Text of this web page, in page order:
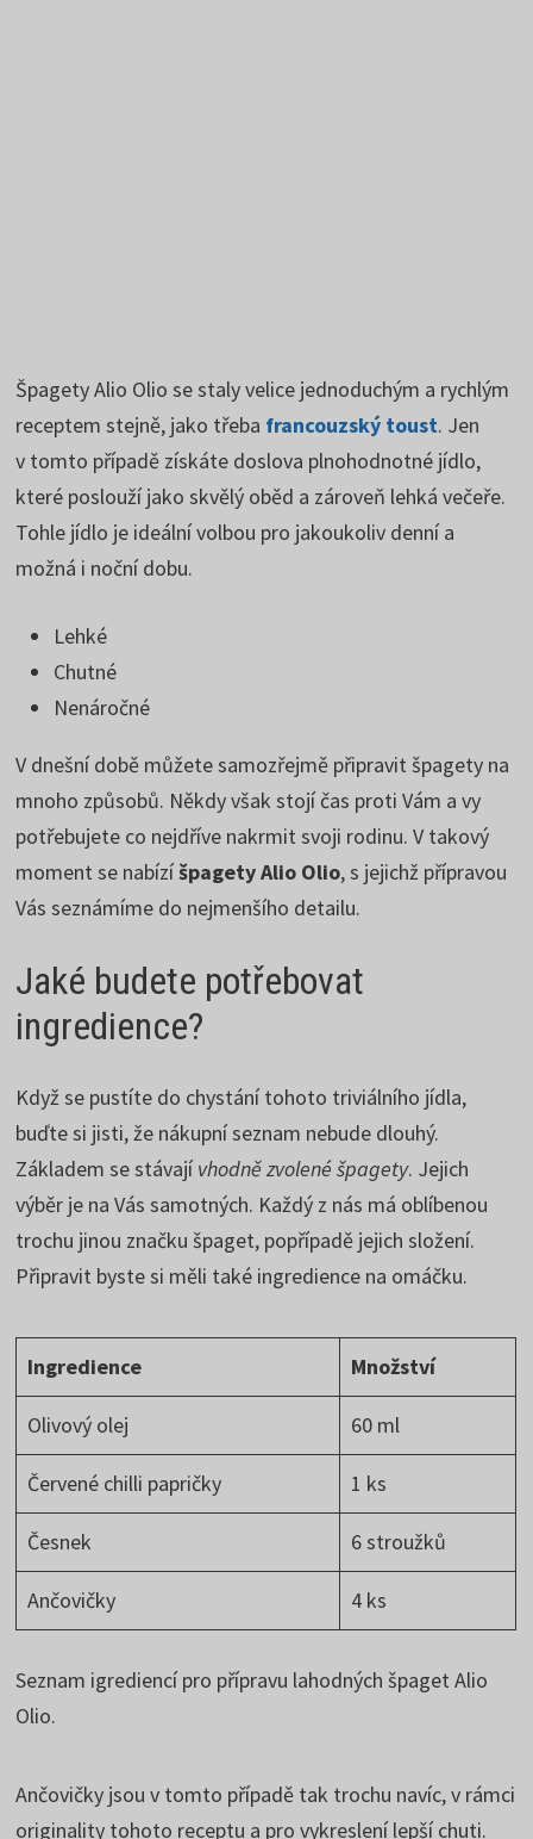
Špagety Alio Olio se staly velice jednoduchým a rychlým
receptem stejně, jako třeba francouzský toust. Jen
v tomto případě získáte doslova plnohodnotné jídlo,
které poslouží jako skvělý oběd a zároveň lehká večeře.
Tohle jídlo je ideální volbou pro jakoukoliv denní a
možná i noční dobu.
Lehké
Chutné
Nenáročné
V dnešní době můžete samozřejmě připravit špagety na
mnoho způsobů. Někdy však stojí čas proti Vám a vy
potřebujete co nejdříve nakrmit svoji rodinu. V takový
moment se nabízíšpagety Alio Olio, s jejichž přípravou
Vás seznámíme do nejmenšího detailu.
Jaké budete potřebovat
ingredience?
Když se pustíte do chystání tohoto triviálního jídla,
buďte si jisti, že nákupní seznam nebude dlouhý.
Základem se stávají vhodně zvolené špagety. Jejich
výběr je na Vás samotných. Každý z nás má oblíbenou
trochu jinou značku špaget, popřípadě jejich složení.
Připravit byste si měli také ingredience na omáčku.
Ingredience Množství
Olivový olej 60 ml
Červené chilli papričky 1 ks
Česnek 6 stroužků
Ančovičky 4 ks
Seznam igrediencí pro přípravu lahodných špaget Alio
Olio.
Ančovičky jsou v tomto případě tak trochu navíc, v rámci
originality tohoto receptu a pro vykreslení lepší chuti.